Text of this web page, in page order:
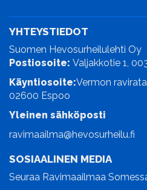
YHTEYSTIEDOT
Suomen Hevosurheilulehti Oy
Postiosoite: Valjakkotie 1,
Käyntiosoite:Vermon
02600 Espoo
Yleinen sähköposti
ravimaailma@hevosurheilu.fi
SOSIAALINEN MEDIA
Seuraa Ravimaailmaa